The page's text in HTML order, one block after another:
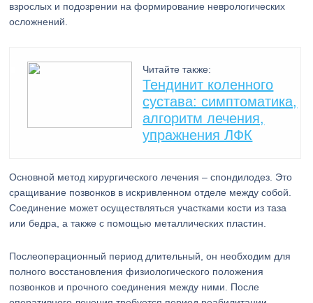
взрослых и подозрении на формирование неврологических
осложнений.
Читайте также:
Тендинит коленного
сустава: симптоматика,
алгоритм лечения,
упражнения ЛФК
Основной метод хирургического лечения – спондилодез. Это
сращивание позвонков в искривленном отделе между собой.
Соединение может осуществляться участками кости из таза
или бедра, а также с помощью металлических пластин.
Послеоперационный период длительный, он необходим для
полного восстановления физиологического положения
позвонков и прочного соединения между ними. После